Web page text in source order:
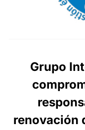
Grupo
renovación